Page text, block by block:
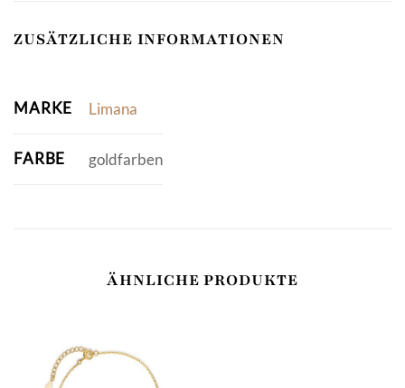
ZUSÄTZLICHE INFORMATIONEN
MARKE Limana
FARBE goldfarben
ÄHNLICHE PRODUKTE